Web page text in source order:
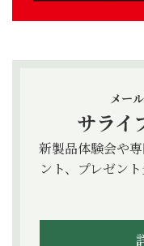
メー
サライ
新製品体験会や
ント、プレゼン